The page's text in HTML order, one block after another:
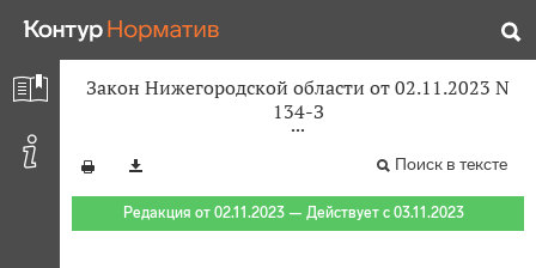
Закон Нижегородской области от 02.11.2023 N
134-З
Поиск в тексте
Редакция от 02.11.2023 — Действует с 03.11.2023